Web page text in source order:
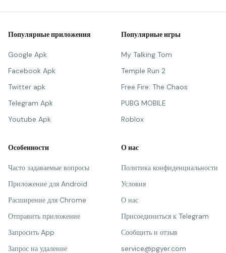
Популярные приложения
Google Apk
Facebook Apk
Twitter apk
Telegram Apk
Youtube Apk
Популярные игры
My Talking Tom
Temple Run 2
Free Fire: The Chaos
PUBG MOBILE
Roblox
Особенности
Часто задаваемые вопросы
Приложение для Android
Расширение для Chrome
Отправить приложение
Запросить App
Запрос на удаление
О нас
Политика конфиденциальности
Условия
О нас
Присоединиться к Telegram
Сообщить и отзыв
service@pgyer.com